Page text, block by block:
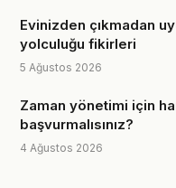
Evinizden çıkmadan
yolculuğu fikirleri
5 Ağustos 2026
Zaman yönetimi için
başvurmalısınız?
4 Ağustos 2026